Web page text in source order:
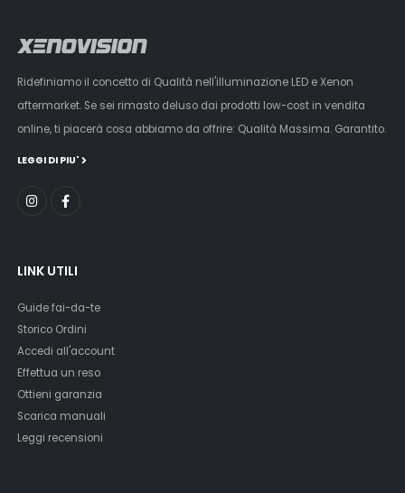
Ridefiniamo il concetto di Qualità nell'illuminazione LED e Xenon
aftermarket. Se sei rimasto deluso dai prodotti low-cost in vendita
online, ti piacerà cosa abbiamo da offrire: Qualità Massima. Garantito.
LEGGI DI PIU'
LINK UTILI
Guide fai-da-te
Storico Ordini
Accedi all'account
Effettua un reso
Ottieni garanzia
Scarica manuali
Leggi recensioni